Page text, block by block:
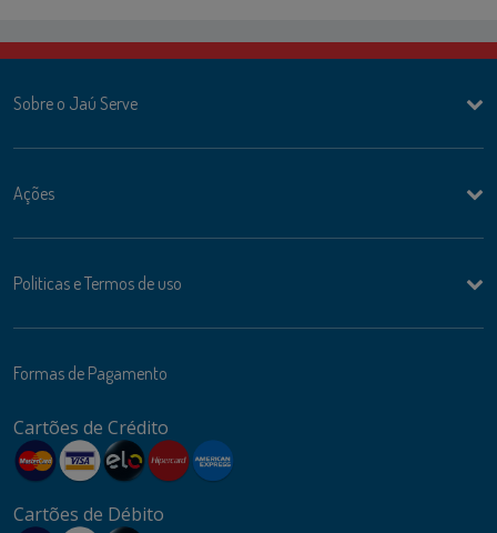
Sobre o Jaú Serve
Ações
Politicas e Termos de uso
Formas de Pagamento
Cartões de Crédito
Cartões de Débito